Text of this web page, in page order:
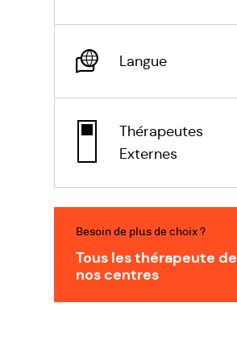
Langue
Thérapeutes
Externes
Besoin de plus de choix ?
Tous les thérapeute de
nos centres